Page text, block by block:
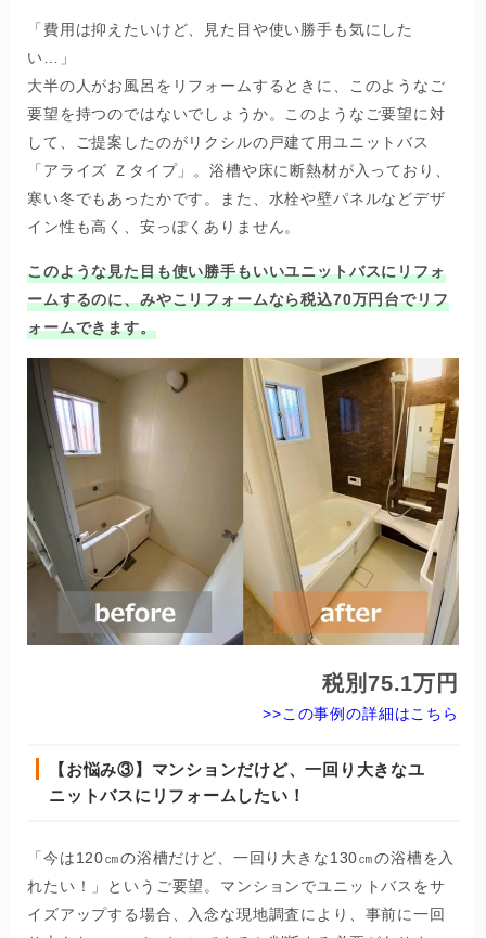
「費用は抑えたいけど、見た目や使い勝手も気にした
い…」
大半の人がお風呂をリフォームするときに、このようなご
要望を持つのではないでしょうか。このようなご要望に対
して、ご提案したのがリクシルの戸建て用ユニットバス
「アライズ Ｚタイプ」。浴槽や床に断熱材が入っており、
寒い冬でもあったかです。また、水栓や壁パネルなどデザ
イン性も高く、安っぽくありません。
このような見た目も使い勝手もいいユニットバスにリフォ
ームするのに、みやこリフォームなら税込70万円台でリフ
ォームできます。
税別75.1万円
>>この事例の詳細はこちら
【お悩み③】マンションだけど、一回り大きなユ
ニットバスにリフォームしたい！
「今は120㎝の浴槽だけど、一回り大きな130㎝の浴槽を入
れたい！」というご要望。マンションでユニットバスをサ
イズアップする場合、入念な現地調査により、事前に一回